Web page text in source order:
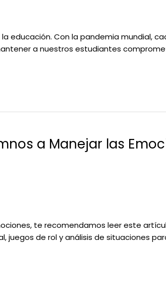
educación. Con la pandemia mundial,
a nuestros estudiantes
a Manejar las
te recomendamos leer este
de rol y análisis de situaciones